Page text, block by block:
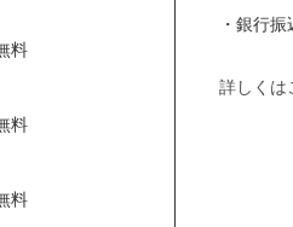
料
料
料
・銀行振
詳しくは